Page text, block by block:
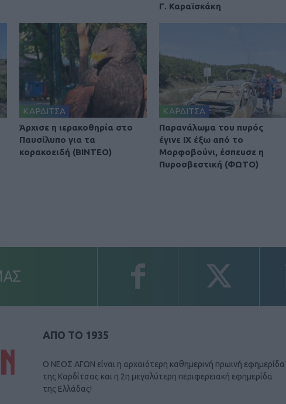
Γ. Καραϊσκάκη
ΚΑΡΔΙΤΣΑ
Άρχισε η ιερακοθηρία στο
Παυσίλυπο για τα
κορακοειδή (ΒΙΝΤΕΟ)
ΚΑΡΔΙΤΣΑ
Παρανάλωμα του πυρός
έγινε ΙΧ έξω από το
Μορφοβούνι, έσπευσε η
Πυροσβεστική (ΦΩΤΟ)
ΑΠΟ ΤΟ 1935
Ο ΝΕΟΣ ΑΓΩΝ είναι η αρχαιότερη καθημερινή πρωινή εφημερίδα
της Καρδίτσας και η 2η μεγαλύτερη περιφερειακή εφημερίδα
της Ελλάδας!